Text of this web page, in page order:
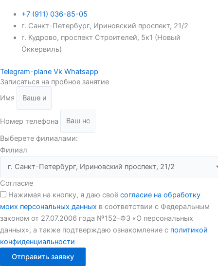
+7 (911) 036-85-05
г. Санкт-Петербург, Ириновский проспект, 21/2
г. Кудрово, проспект Строителей, 5к1 (Новый
Оккервиль)
Telegram-plane Vk Whatsapp
Записаться на пробное занятие
Имя
Номер телефона
Выберете филиалами:
Филиал
Согласие
Нажимая на кнопку, я даю своё согласие на обработку
моих персональных данных в соответствии с Федеральным
законом от 27.07.2006 года №152-ФЗ «О персональных
данных», а также подтверждаю ознакомление с политикой
конфиденциальности
Отправить заявку